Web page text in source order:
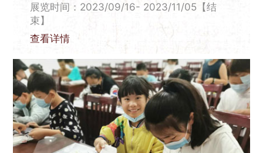
展览时间：2023/09/16- 2023/11/05【结
束】
查看详情